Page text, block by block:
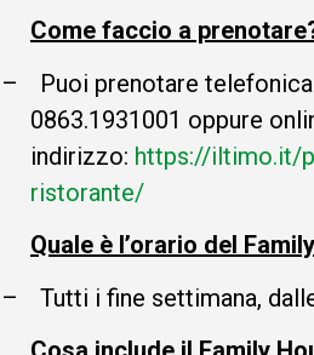
Come faccio a
–
Puoi prenotare
0863.1931001 oppure
indirizzo: https://iltimo.it/
ristorante/
Quale è l’orario del
–
Tutti i fine settimana,